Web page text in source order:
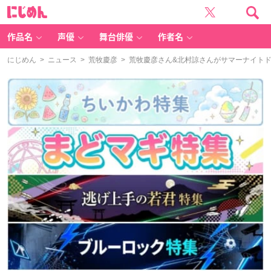
作品名 声優 舞台俳優 作者名
にじめん > ニュース > 荒牧慶彦 > 荒牧慶彦さん&北村諒さんがサマーナイト